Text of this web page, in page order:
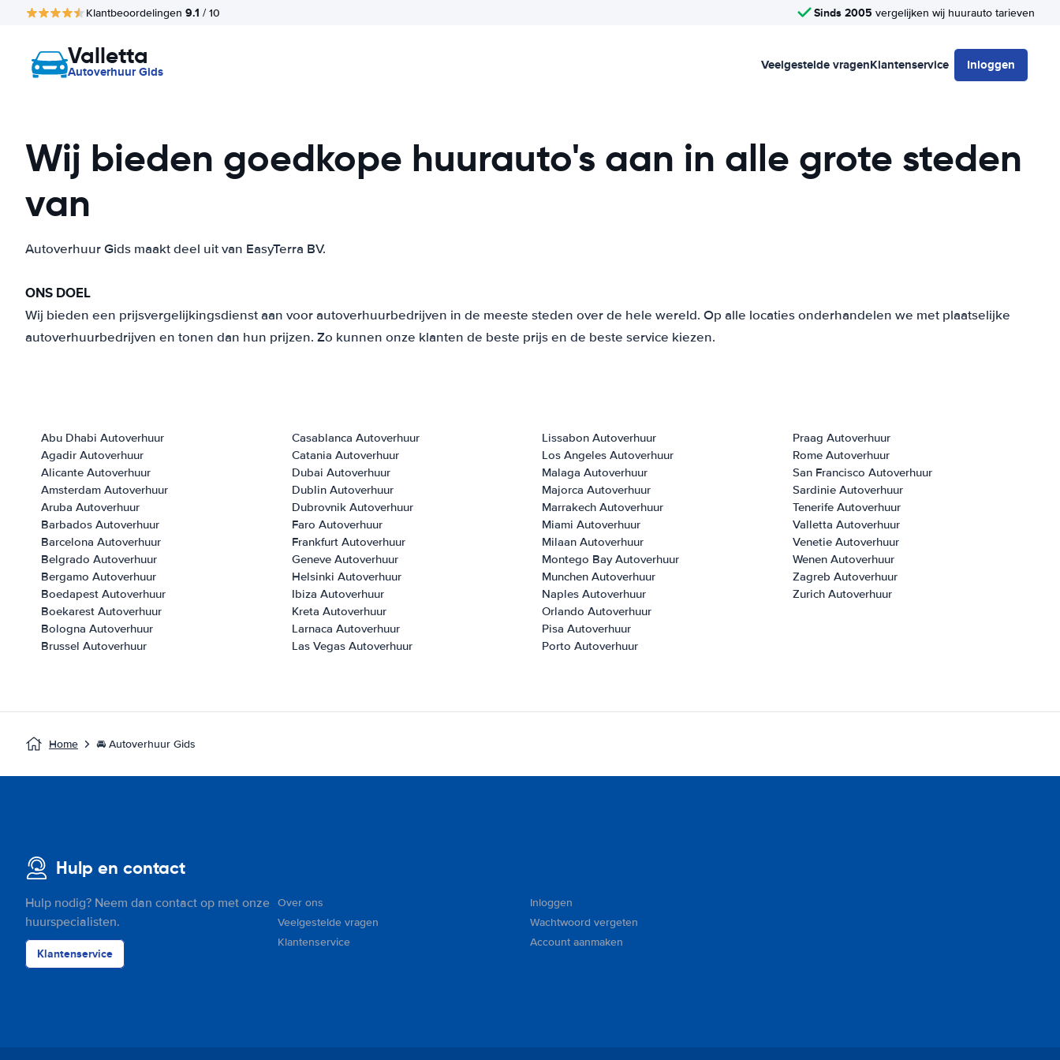
Klantbeoordelingen 9.1 / 10 Sinds 2005 vergelijken wij huurauto tarieven
Valletta
Autoverhuur Gids Veelgestelde vragenKlantenservice Inloggen
Wij bieden goedkope huurauto's aan in alle grote steden
van
Autoverhuur Gids maakt deel uit van EasyTerra BV.
ONS DOEL
Wij bieden een prijsvergelijkingsdienst aan voor autoverhuurbedrijven in de meeste steden over de hele wereld. Op alle locaties onderhandelen we met plaatselijke
autoverhuurbedrijven en tonen dan hun prijzen. Zo kunnen onze klanten de beste prijs en de beste service kiezen.
Abu Dhabi Autoverhuur
Agadir Autoverhuur
Alicante Autoverhuur
Amsterdam Autoverhuur
Aruba Autoverhuur
Barbados Autoverhuur
Barcelona Autoverhuur
Belgrado Autoverhuur
Bergamo Autoverhuur
Boedapest Autoverhuur
Boekarest Autoverhuur
Bologna Autoverhuur
Brussel Autoverhuur
Casablanca Autoverhuur
Catania Autoverhuur
Dubai Autoverhuur
Dublin Autoverhuur
Dubrovnik Autoverhuur
Faro Autoverhuur
Frankfurt Autoverhuur
Geneve Autoverhuur
Helsinki Autoverhuur
Ibiza Autoverhuur
Kreta Autoverhuur
Larnaca Autoverhuur
Las Vegas Autoverhuur
Lissabon Autoverhuur
Los Angeles Autoverhuur
Malaga Autoverhuur
Majorca Autoverhuur
Marrakech Autoverhuur
Miami Autoverhuur
Milaan Autoverhuur
Montego Bay Autoverhuur
Munchen Autoverhuur
Naples Autoverhuur
Orlando Autoverhuur
Pisa Autoverhuur
Porto Autoverhuur
Praag Autoverhuur
Rome Autoverhuur
San Francisco Autoverhuur
Sardinie Autoverhuur
Tenerife Autoverhuur
Valletta Autoverhuur
Venetie Autoverhuur
Wenen Autoverhuur
Zagreb Autoverhuur
Zurich Autoverhuur
Home 🚘 Autoverhuur Gids
Hulp en contact
Hulp nodig? Neem dan contact op met onze
huurspecialisten.
Klantenservice
Over ons
Veelgestelde vragen
Klantenservice
Inloggen
Wachtwoord vergeten
Account aanmaken